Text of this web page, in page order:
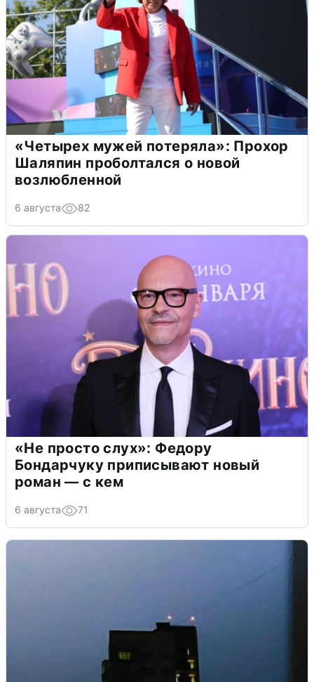
«Четырех мужей потеряла»: Прохор
Шаляпин проболтался о новой
возлюбленной
6 августа 82
«Не просто слух»: Федору
Бондарчуку приписывают новый
роман — с кем
6 августа 71